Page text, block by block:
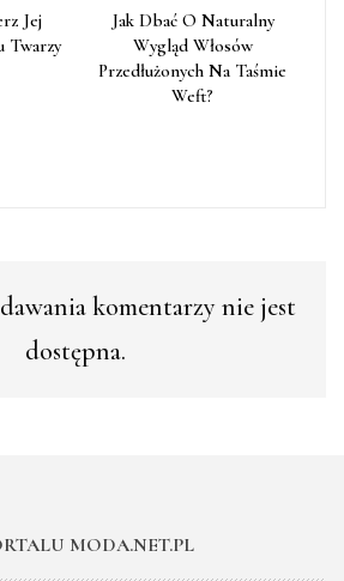
Jej
Twarzy
Jak Dbać O Naturalny
Wygląd Włosów
Przedłużonych Na Taśmie
Weft?
komentarzy nie jest
dostępna.
MODA.NET.PL